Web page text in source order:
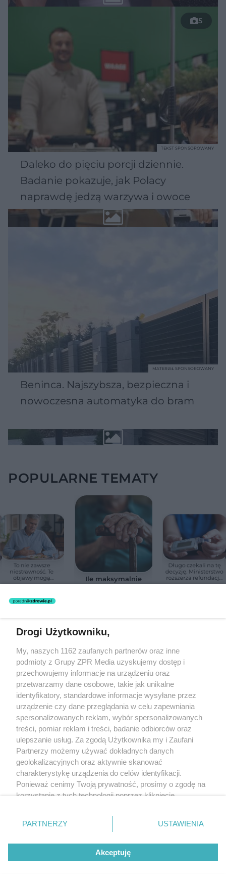
5
Daleko do pięciu porcji dziennie.
Badanie pokazuje, jak Polacy
naprawdę jedzą warzywa i owoce
TEKST SPONSOROWANY
Beninca. Najszybsza, bezpieczna i
nowoczesna automatyka do bram
MATERIAŁ SPONSOROWANY
POPULARNE TEMATY
To nie zawsze
niestrawność. Te
objawy mogą
wskazywać na raka
Ile maksymalnie
może żyć człowiek?
Długo czekali na tę
decyzję. Ministerstwo
rozszerza refundację
pomp insulinowych
REDAKTOR NACZELNA
POLECA
ESKA Summer Camp 2026 rusza w
trasę! Odwiedź strefę Wawel i
Drogi Użytkowniku,
My, naszych 1162 zaufanych partnerów oraz inne
podmioty z Grupy ZPR Media uzyskujemy dostęp i
przechowujemy informacje na urządzeniu oraz
przetwarzamy dane osobowe, takie jak unikalne
identyfikatory, standardowe informacje wysyłane przez
urządzenie czy dane przeglądania w celu zapewniania
spersonalizowanych reklam, wybór spersonalizowanych
treści, pomiar reklam i treści, badanie odbiorców oraz
ulepszanie usług. Za zgodą Użytkownika my i Zaufani
Partnerzy możemy używać dokładnych danych
geolokalizacyjnych oraz aktywnie skanować
charakterystykę urządzenia do celów identyfikacji.
Ponieważ cenimy Twoją prywatność, prosimy o zgodę na
korzystanie z tych technologii poprzez kliknięcie
zmienić/wycofać klikając przycisk ustawień prywatności
znajdujący się w lewym dolnym rogu strony
rodzaje przetwarzania danych nie wymagają zgody
użytkownika, ale masz prawo sprzeciwić się takiemu
przetwarzaniu. Preferencje będą miały zastosowanie tylko
PARTNERZY USTAWIENIA
Akceptuję